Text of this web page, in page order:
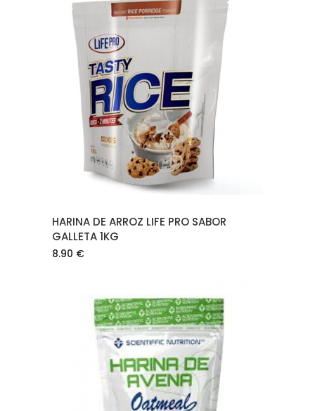
AÑADIR AL CARRITO
HARINA DE ARROZ LIFE PRO SABOR
GALLETA 1KG
8.90 €
AÑADIR AL CARRITO